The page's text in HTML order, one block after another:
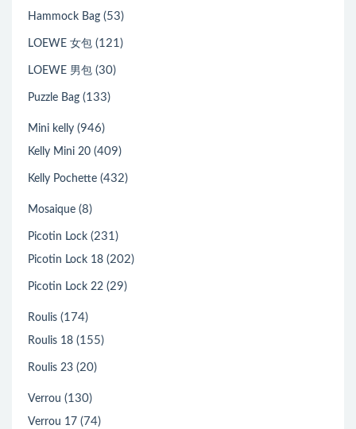
Hammock Bag (53)
LOEWE 女包 (121)
LOEWE 男包 (30)
Puzzle Bag (133)
Mini kelly (946)
Kelly Mini 20 (409)
Kelly Pochette (432)
Mosaique (8)
Picotin Lock (231)
Picotin Lock 18 (202)
Picotin Lock 22 (29)
Roulis (174)
Roulis 18 (155)
Roulis 23 (20)
Verrou (130)
Verrou 17 (74)